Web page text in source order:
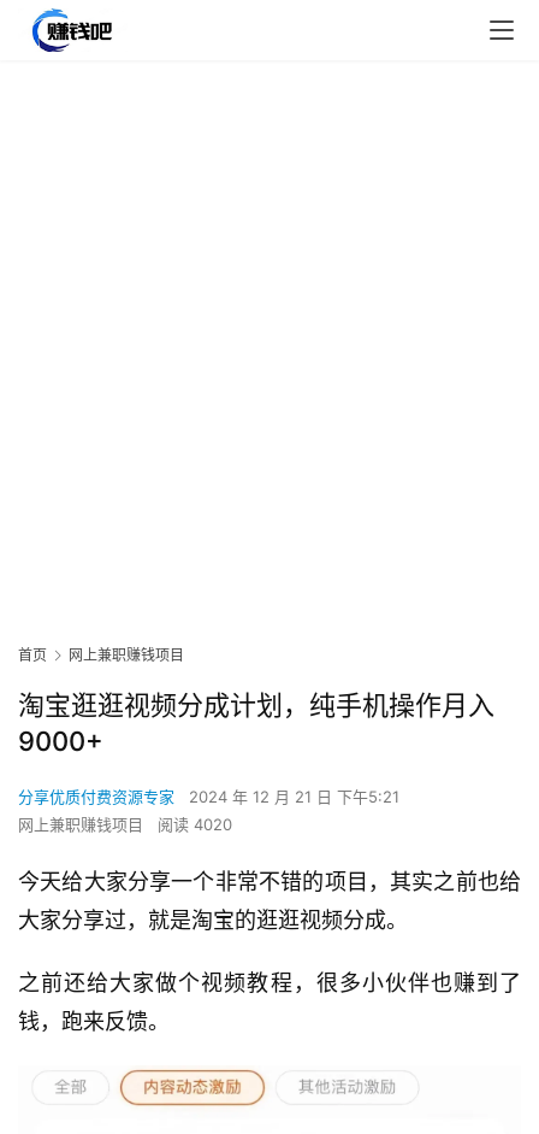
首页 网上兼职赚钱项目
淘宝逛逛视频分成计划，纯手机操作月入
9000+
分享优质付费资源专家
2024 年 12 月 21 日 下午5:21
网上兼职赚钱项目
阅读 4020
今天给大家分享一个非常不错的项目，其实之前也给
大家分享过，就是淘宝的逛逛视频分成。
之前还给大家做个视频教程，很多小伙伴也赚到了
钱，跑来反馈。